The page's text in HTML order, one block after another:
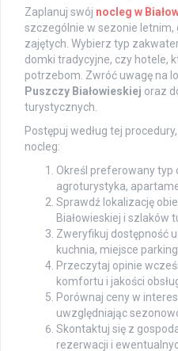
Zaplanuj swój nocleg w
szczególnie w sezonie letnim,
zajętych. Wybierz typ
domki tradycyjne, czy hotele,
potrzebom. Zwróć uwagę na
Puszczy Białowieskiej oraz
turystycznych.
Postępuj według tej
nocleg:
Określ preferowany typ
agroturystyka,
Sprawdź lokalizację
Białowieskiej i szlaków
Zweryfikuj dostępność
kuchnia, miejsce
Przeczytaj opinie
komfortu i jakości
Porównaj ceny w
uwzględniając
Skontaktuj się z
rezerwacji i